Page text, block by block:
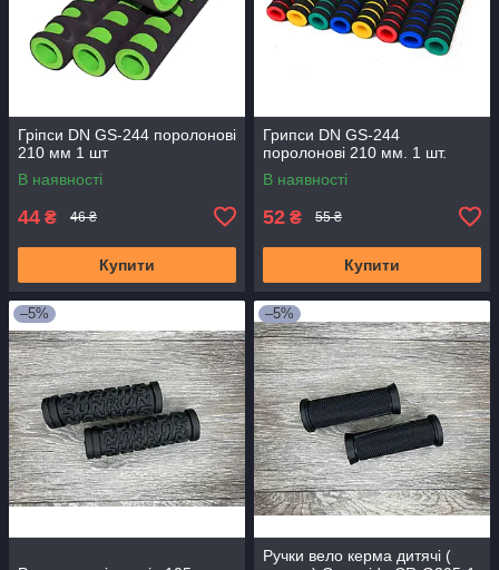
Гріпси DN GS-244 поролонові
210 мм 1 шт
В наявності
44 ₴ 46 ₴
Купити
Грипси DN GS-244
поролонові 210 мм. 1 шт.
В наявності
52 ₴ 55 ₴
Купити
–5% –5%
Ручки вело керма дитячі (